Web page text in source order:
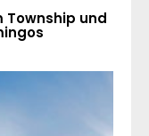
Township und